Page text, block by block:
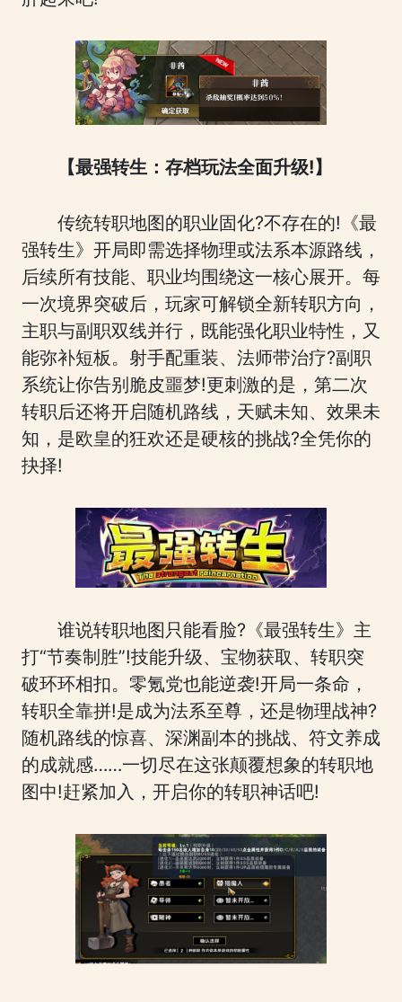
【最强转生：存档玩法全面升级!】
传统转职地图的职业固化?不存在的!《最
强转生》开局即需选择物理或法系本源路线，
后续所有技能、职业均围绕这一核心展开。每
一次境界突破后，玩家可解锁全新转职方向，
主职与副职双线并行，既能强化职业特性，又
能弥补短板。射手配重装、法师带治疗?副职
系统让你告别脆皮噩梦!更刺激的是，第二次
转职后还将开启随机路线，天赋未知、效果未
知，是欧皇的狂欢还是硬核的挑战?全凭你的
抉择!
谁说转职地图只能看脸?《最强转生》主
打“节奏制胜”!技能升级、宝物获取、转职突
破环环相扣。零氪党也能逆袭!开局一条命，
转职全靠拼!是成为法系至尊，还是物理战神?
随机路线的惊喜、深渊副本的挑战、符文养成
的成就感……一切尽在这张颠覆想象的转职地
图中!赶紧加入，开启你的转职神话吧!